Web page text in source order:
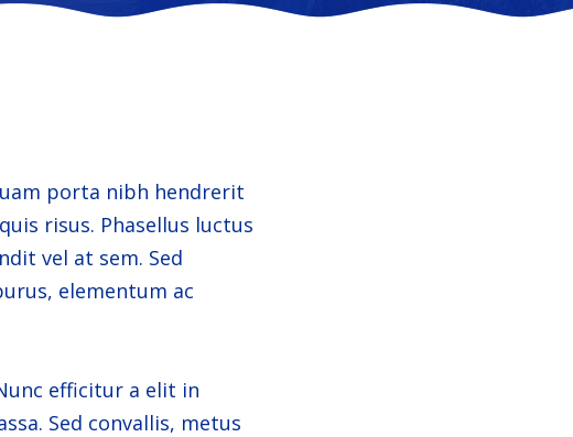
porta nibh hendrerit
risus. Phasellus luctus
vel at sem. Sed
elementum ac
efficitur a elit in
Sed convallis, metus